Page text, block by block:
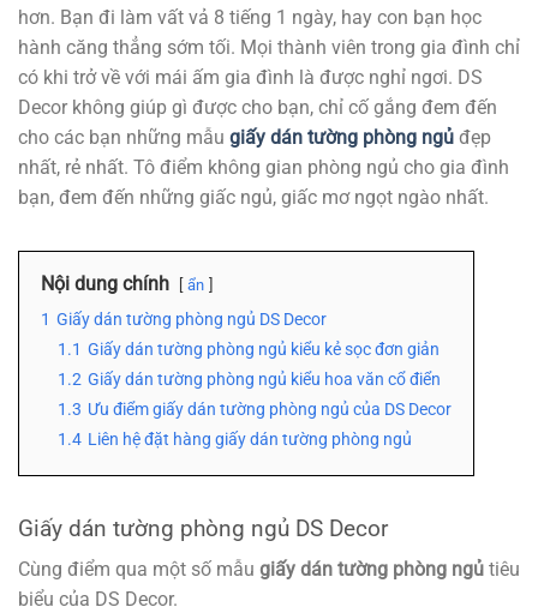
hơn. Bạn đi làm vất vả 8 tiếng 1 ngày, hay con bạn học
hành căng thẳng sớm tối. Mọi thành viên trong gia đình chỉ
có khi trở về với mái ấm gia đình là được nghỉ ngơi. DS
Decor không giúp gì được cho bạn, chỉ cố gắng đem đến
cho các bạn những mẫu giấy dán tường phòng ngủ đẹp
nhất, rẻ nhất. Tô điểm không gian phòng ngủ cho gia đình
bạn, đem đến những giấc ngủ, giấc mơ ngọt ngào nhất.
Nội dung chính ẩn
1 Giấy dán tường phòng ngủ DS Decor
1.1 Giấy dán tường phòng ngủ kiểu kẻ sọc đơn giản
1.2 Giấy dán tường phòng ngủ kiểu hoa văn cổ điển
1.3 Ưu điểm giấy dán tường phòng ngủ của DS Decor
1.4 Liên hệ đặt hàng giấy dán tường phòng ngủ
Giấy dán tường phòng ngủ DS Decor
Cùng điểm qua một số mẫu giấy dán tường phòng ngủ tiêu
biểu của DS Decor.